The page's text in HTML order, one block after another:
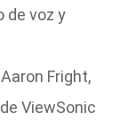
de voz y
Fright,
ViewSonic